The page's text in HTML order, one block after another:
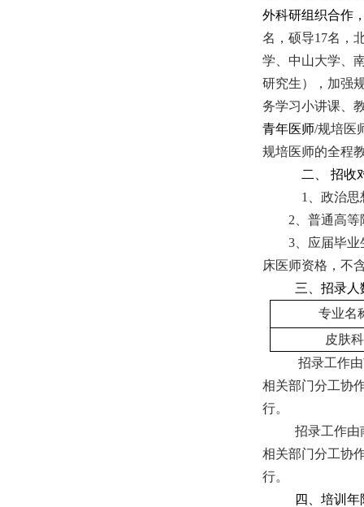
外科研组织合作
名，硕导1 7名，
学、中山大学、
研究生）
， 加强
务学习小讲课、
青年医师/规培医
规培医师的全程
二、
招收
1、政治思
2、普通高
3、应届毕业
床医师资格 ，不
三、招录
专业名
皮肤科
招录工作由
相关部门分工协
行。
招录工作由
相关部门分工协
行。
四、培训年